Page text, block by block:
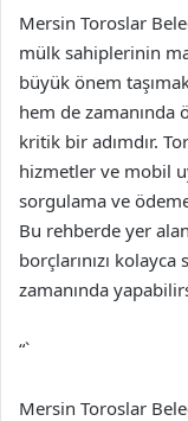
Mersin Toroslar
mülk sahiplerinin
büyük önem
hem de zamanında
kritik bir adımdır.
hizmetler ve mobil
sorgulama ve
Bu rehberde yer
borçlarınızı
zamanında
“`
Mersin Toroslar